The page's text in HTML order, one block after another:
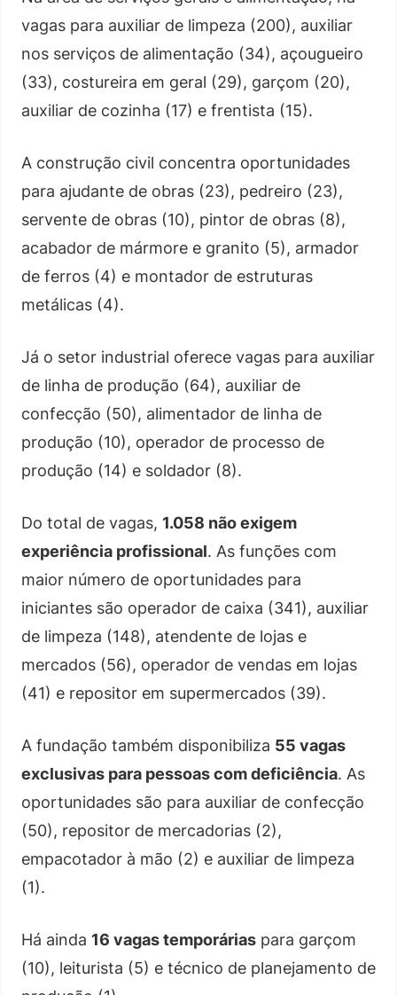
vagas para auxiliar de limpeza (200), auxiliar
nos serviços de alimentação (34), açougueiro
(33), costureira em geral (29), garçom (20),
auxiliar de cozinha (17) e frentista (15).
A construção civil concentra oportunidades
para ajudante de obras (23), pedreiro (23),
servente de obras (10), pintor de obras (8),
acabador de mármore e granito (5), armador
de ferros (4) e montador de estruturas
metálicas (4).
Já o setor industrial oferece vagas para auxiliar
de linha de produção (64), auxiliar de
confecção (50), alimentador de linha de
produção (10), operador de processo de
produção (14) e soldador (8).
Do total de vagas, 1.058 não exigem
experiência profissional. As funções com
maior número de oportunidades para
iniciantes são operador de caixa (341), auxiliar
de limpeza (148), atendente de lojas e
mercados (56), operador de vendas em lojas
(41) e repositor em supermercados (39).
A fundação também disponibiliza 55 vagas
exclusivas para pessoas com deficiência. As
oportunidades são para auxiliar de confecção
(50), repositor de mercadorias (2),
empacotador à mão (2) e auxiliar de limpeza
(1).
Há ainda 16 vagas temporárias para garçom
(10), leiturista (5) e técnico de planejamento de